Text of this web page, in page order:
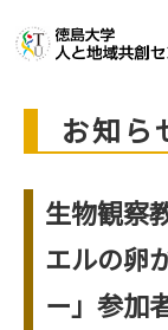
お知ら
生物観察
エルの卵
ー」参加